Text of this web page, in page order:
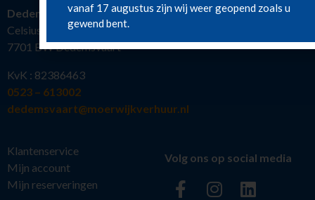
Dedemsvaart
Celsiusstraat 19
7701 BW Dedemsvaart
KvK : 82386463
0523 – 613002
dedemsvaart@moerwijkverhuur.nl
Klantenservice
Mijn account
Mijn reserveringen
Volg ons op social media
vanaf 17 augustus zijn wij weer geopend zoals u
gewend bent.